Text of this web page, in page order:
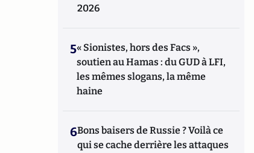
2026
5« Sionistes, hors des Facs »,
soutien au Hamas : du GUD à LFI,
les mêmes slogans, la même
haine
6Bons baisers de Russie ? Voilà ce
qui se cache derrière les attaques